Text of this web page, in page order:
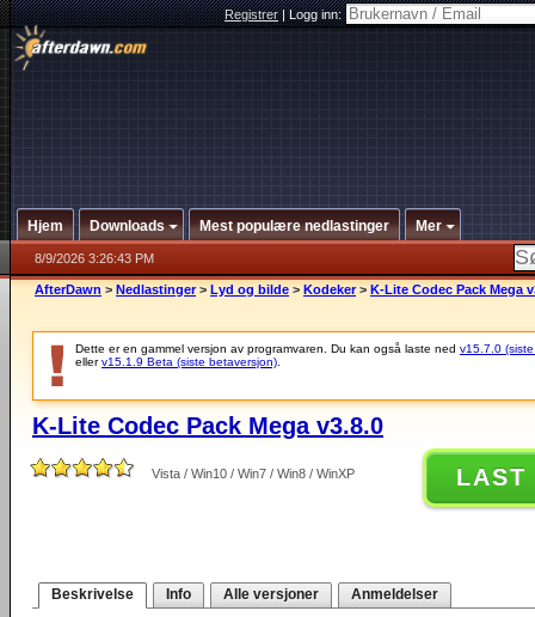
Registrer|Logg inn:
Hjem Downloads Mest populære nedlastinger Mer
8/9/2026 3:26:43 PM
AfterDawn > Nedlastinger > Lyd og bilde > Kodeker > K-Lite Codec Pack Mega
Dette er en gammel versjon av programvaren. Du kan også laste ned v15.7.0
ellerv15.1.9 Beta (siste betaversjon)
K-Lite Codec Pack Mega v3.8.0
Vista / Win10 / Win7 / Win8 / WinXP LAST
Beskrivelse Info Alle versjoner Anmeldelser